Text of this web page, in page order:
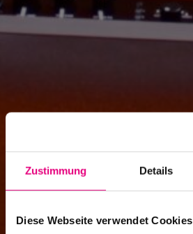
Zustimmung Details
Diese Webseite verwendet Cookies